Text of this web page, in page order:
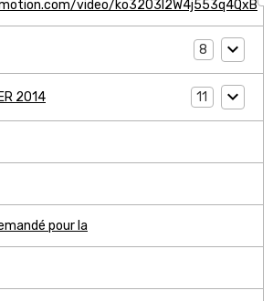
video/ko3203l2W4j553q4QxB
8
2014 11
pour la